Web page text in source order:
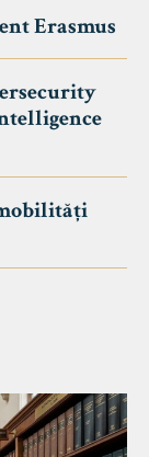
Erasmus